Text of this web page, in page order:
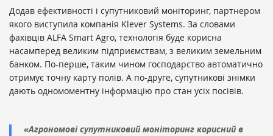
Додав ефективності і супутниковий моніторинг, партнером
якого виступила компанія Klever Systems. За словами
фахівців ALFA Smart Agro, технологія буде корисна
насамперед великим підприємствам, з великим земельним
банком. По-перше, таким чином господарство автоматично
отримує точну карту полів. А по-друге, супутникові знімки
дають одномоментну інформацію про стан усіх посівів.
«Агрономові супутниковий моніторинг корисний в